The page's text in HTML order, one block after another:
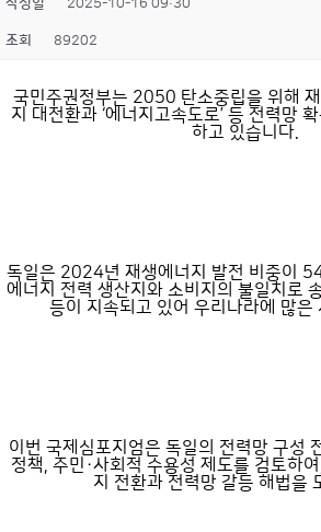
작성일 2025-10-16 09:30
조회 89202
국민주권정부는 2050 탄소중립을 위해
지 대전환과 ‘에너지고속도로’ 등 전력망
하고 있습니다.
독일은 2024년 재생에너지 발전 비중이
에너지 전력 생산지와 소비지의 불일치로
등이 지속되고 있어 우리나라에 많은
이번 국제심포지엄은 독일의 전력망 구성
정책, 주민·사회적 수용성 제도를 검토하
지 전환과 전력망 갈등 해법을